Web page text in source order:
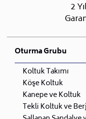
2
Oturma Grubu
Koltuk Takımı
Köşe Koltuk
Kanepe ve Koltuk
Tekli Koltuk ve